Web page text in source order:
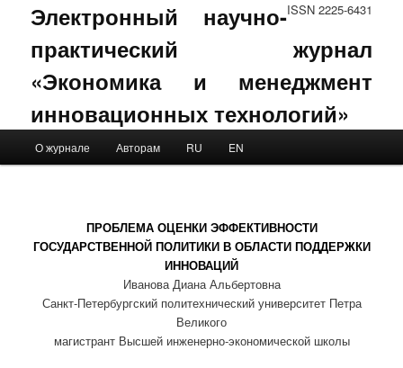
ISSN 2225-6431
Электронный научно-
практический журнал
«Экономика и менеджмент
инновационных технологий»
Skip to primary content
Skip to secondary content
О журнале Авторам RU EN
ПРОБЛЕМА ОЦЕНКИ ЭФФЕКТИВНОСТИ
ГОСУДАРСТВЕННОЙ ПОЛИТИКИ В ОБЛАСТИ ПОДДЕРЖКИ
ИННОВАЦИЙ
Иванова Диана Альбертовна
Санкт-Петербургский политехнический университет Петра
Великого
магистрант Высшей инженерно-экономической школы